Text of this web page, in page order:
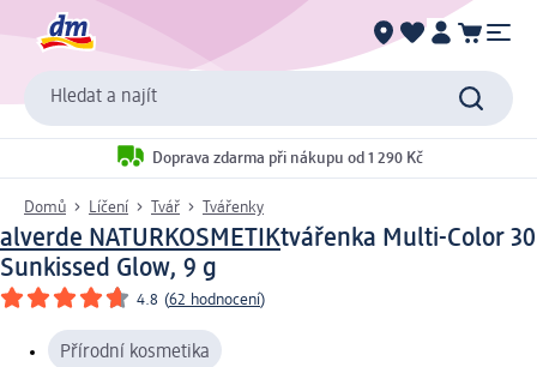
Hledat a najít
Doprava zdarma při nákupu od 1 290 Kč
Domů Líčení Tvář Tvářenky
alverde NATURKOSMETIKtvářenka Multi-Color 30
Sunkissed Glow, 9 g
4.8 (62 hodnocení)
Přírodní kosmetika